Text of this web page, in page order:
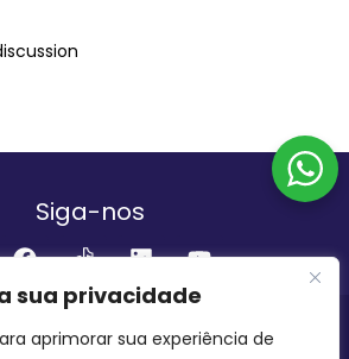
sua privacidade
aprimorar sua experiência de
Siga-nos
Institucional